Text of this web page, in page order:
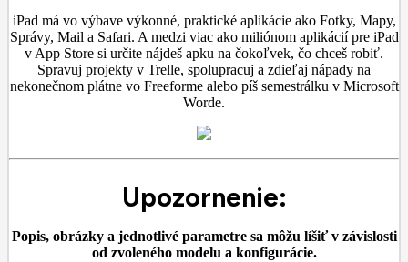
iPad má vo výbave výkonné, praktické aplikácie ako Fotky, Mapy,
Správy, Mail a Safari. A medzi viac ako miliónom aplikácií pre iPad
v App Store si určite nájdeš apku na čokoľvek, čo chceš robiť.
Spravuj projekty v Trelle, spolupracuj a zdieľaj nápady na
nekonečnom plátne vo Freeforme alebo píš semestrálku v Microsoft
Worde.
Upozornenie:
Popis, obrázky a jednotlivé parametre sa môžu líšiť v závislosti
od zvoleného modelu a konfigurácie.